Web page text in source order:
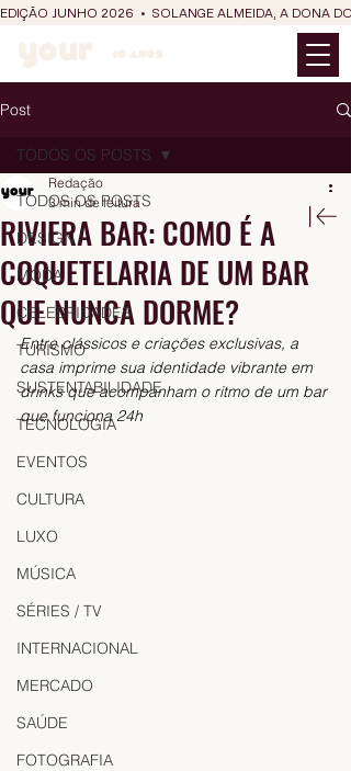
EDIÇÃO JUNHO 2026  •  SOLANGE ALMEIDA, A DONA
Post
TODOS OS POSTS
DESIGN
MODA
CELEBRIDADES
TURISMO
SUSTENTABILIDADE
TECNOLOGIA
EVENTOS
CULTURA
LUXO
MÚSICA
SÉRIES / TV
INTERNACIONAL
MERCADO
SAÚDE
FOTOGRAFIA
TODOS OS POSTS
RIVIERA BAR: COMO É A
COQUETELARIA DE UM BAR
QUE NUNCA DORME?
Redação
3 min de leitura
Entre clássicos e criações exclusivas, a
casa imprime sua identidade vibrante em
drinks que acompanham o ritmo de um bar
que funciona 24h